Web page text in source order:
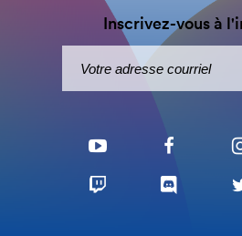
Inscrivez-vous à